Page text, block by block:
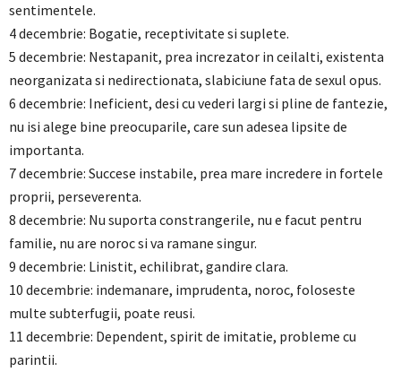
sentimentele.
4 decembrie: Bogatie, receptivitate si suplete.
5 decembrie: Nestapanit, prea increzator in ceilalti, existenta
neorganizata si nedirectionata, slabiciune fata de sexul opus.
6 decembrie: Ineficient, desi cu vederi largi si pline de fantezie,
nu isi alege bine preocuparile, care sun adesea lipsite de
importanta.
7 decembrie: Succese instabile, prea mare incredere in fortele
proprii, perseverenta.
8 decembrie: Nu suporta constrangerile, nu e facut pentru
familie, nu are noroc si va ramane singur.
9 decembrie: Linistit, echilibrat, gandire clara.
10 decembrie: indemanare, imprudenta, noroc, foloseste
multe subterfugii, poate reusi.
11 decembrie: Dependent, spirit de imitatie, probleme cu
parintii.